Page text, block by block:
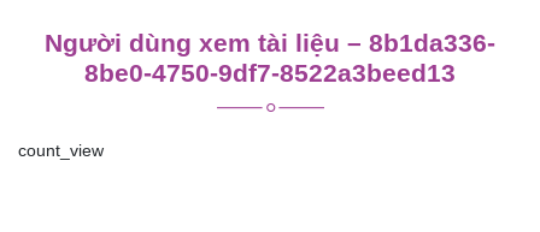
Người dùng xem tài liệu – 8b1da336-
8be0-4750-9df7-8522a3beed13
count_view